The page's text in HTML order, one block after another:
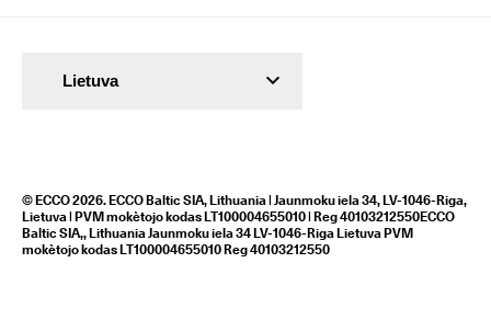
© ECCO 2026. ECCO Baltic SIA, Lithuania | Jaunmoku iela 34, LV-1046-Riga,
Lietuva | PVM mokètojo kodas LT100004655010 | Reg 40103212550ECCO
Baltic SIA,, Lithuania Jaunmoku iela 34 LV-1046-Riga Lietuva PVM
mokètojo kodas LT100004655010 Reg 40103212550
Lietuva